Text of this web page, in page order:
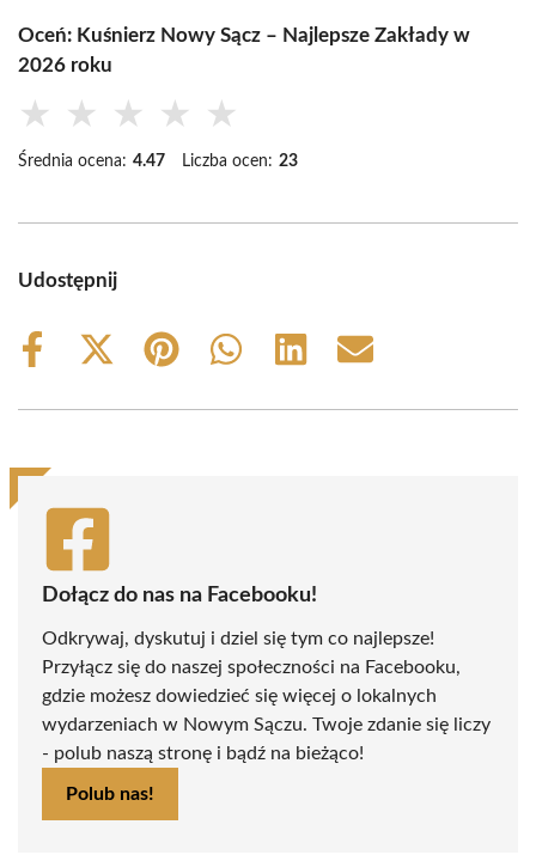
Oceń: Kuśnierz Nowy Sącz – Najlepsze Zakłady w
2026 roku
★ ★ ★ ★ ★
Średnia ocena: 4.47 Liczba ocen: 23
Udostępnij
Share
Share
(Twitter)
Share
Share
Share
Share
Dołącz do nas na Facebooku!
Odkrywaj, dyskutuj i dziel się tym co najlepsze!
Przyłącz się do naszej społeczności na Facebooku,
gdzie możesz dowiedzieć się więcej o lokalnych
wydarzeniach w Nowym Sączu. Twoje zdanie się liczy
- polub naszą stronę i bądź na bieżąco!
Polub nas!